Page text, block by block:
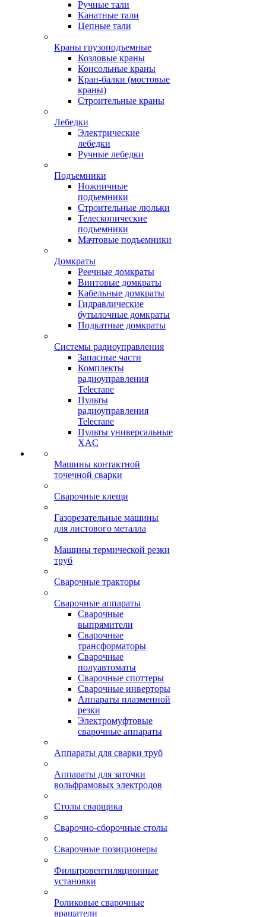
Ручные тали
Канатные тали
Цепные тали
Краны грузоподъемные
Козловые краны
Консольные краны
Кран-балки (мостовые
краны)
Строительные краны
Лебедки
Электрические
лебедки
Ручные лебедки
Подъемники
Ножничные
подъемники
Строительные люльки
Телескопические
подъемники
Мачтовые подъемники
Домкраты
Реечные домкраты
Винтовые домкраты
Кабельные домкраты
Гидравлические
бутылочные домкраты
Подкатные домкраты
Системы радиоуправления
Запасные части
Комплекты
радиоуправления
Telecrane
Пульты
радиоуправления
Telecrane
Пульты универсальные
XAC
Машины контактной
точечной сварки
Сварочные клещи
Газорезательные машины
для листового металла
Машины термической резки
труб
Сварочные тракторы
Сварочные аппараты
Сварочные
выпрямители
Сварочные
трансформаторы
Сварочные
полуавтоматы
Сварочные споттеры
Сварочные инверторы
Аппараты плазменной
резки
Электромуфтовые
сварочные аппараты
Аппараты для сварки труб
Аппараты для заточки
вольфрамовых электродов
Столы сварщика
Сварочно-сборочные столы
Сварочные позиционеры
Фильтровентиляционные
установки
Роликовые сварочные
вращатели